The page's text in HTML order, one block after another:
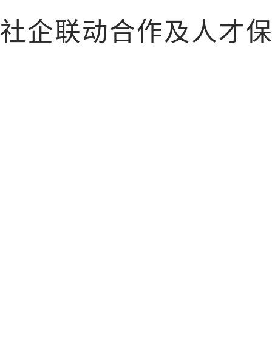
社企联动合作及人才